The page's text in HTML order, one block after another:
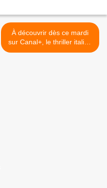
À découvrir dès ce mardi
sur Canal+, le thriller italien
Dernière nuit à Milan. >